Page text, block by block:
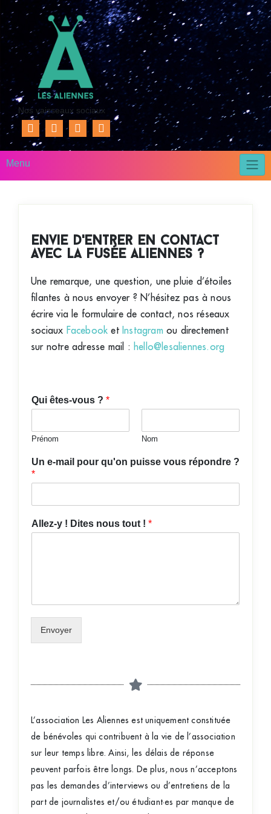
Nos vaisseaux sociaux
Menu
envie d'entrer en contact
avec la fusée aliennes ?
Une remarque, une question, une pluie d’étoiles
filantes à nous envoyer ? N’hésitez pas à nous
écrire via le formulaire de contact, nos réseaux
sociaux Facebook et Instagram ou directement
sur notre adresse mail : hello@lesaliennes.org
Qui êtes-vous ? *
Prénom Nom
Un e-mail pour qu'on puisse vous répondre ?
*
Allez-y ! Dites nous tout ! *
Envoyer
L’association Les Aliennes est uniquement constituée
de bénévoles qui contribuent à la vie de l’association
sur leur temps libre. Ainsi, les délais de réponse
peuvent parfois être longs. De plus, nous n’acceptons
pas les demandes d’interviews ou d’entretiens de la
part de journalistes et/ou étudiant·es par manque de